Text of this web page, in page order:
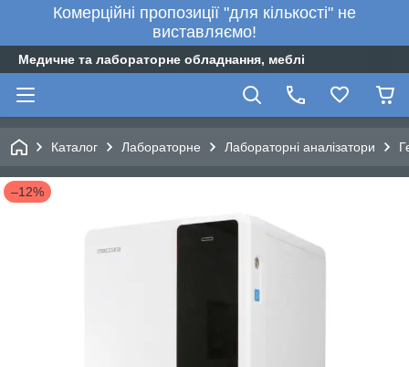
Комерційні пропозиції "для кількості" не
виставляємо!
Медичне та лабораторне обладнання, меблі
Каталог Лабораторне Лабораторні аналізатори
–12%